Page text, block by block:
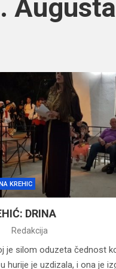
Augusta
KREHIC
DRINA
Redakcija
je silom oduzeta čednost
hurije je uzdizala, i ona je